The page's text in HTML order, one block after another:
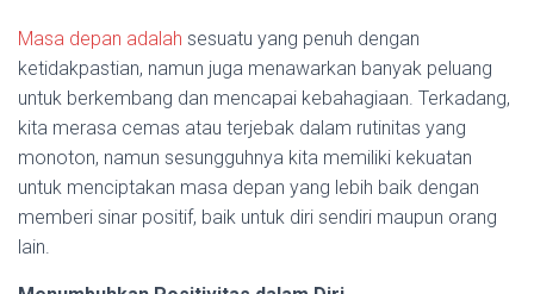
Masa depan adalah sesuatu yang penuh dengan
ketidakpastian, namun juga menawarkan banyak peluang
untuk berkembang dan mencapai kebahagiaan. Terkadang,
kita merasa cemas atau terjebak dalam rutinitas yang
monoton, namun sesungguhnya kita memiliki kekuatan
untuk menciptakan masa depan yang lebih baik dengan
memberi sinar positif, baik untuk diri sendiri maupun orang
lain.